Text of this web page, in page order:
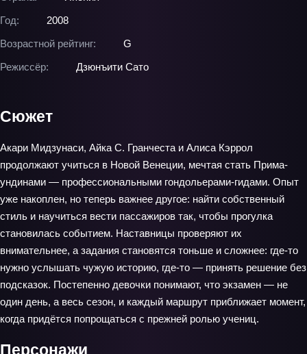
Год:
2008
Возрастной рейтинг:
G
Режиссёр:
Дзюнъити Сато
Сюжет
Акари Мидзунаси, Айка С. Гранчеста и Алиса Кэррол
продолжают учиться в Новой Венеции, мечтая стать Прима-
ундинами — профессиональными гондольерами-гидами. Опыт
уже накоплен, но теперь важнее другое: найти собственный
стиль и научиться вести пассажиров так, чтобы прогулка
становилась событием. Наставницы проверяют их
внимательнее, а задания становятся тоньше и сложнее: где-то
нужно услышать чужую историю, где-то — принять решение без
подсказок. Постепенно девочки понимают, что экзамен — не
один день, а весь сезон, и каждый маршрут приближает момент,
когда придётся попрощаться с прежней ролью учениц.
Персонажи